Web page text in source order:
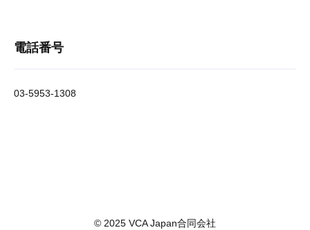
電話番号
03-5953-1308
© 2025 VCA Japan合同会社